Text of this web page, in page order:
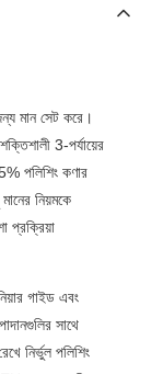
মান সেট করে।
3-পর্যায়ের
পলিশিং কণার
নিয়মকে
প্রক্রিয়া
গাইড এবং
সাথে
নির্ভুল পলিশিং